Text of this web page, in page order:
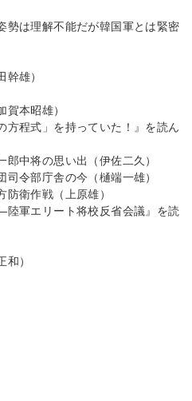
は理解不能だが韓国軍とは緊密
雄）
本昭雄）
方程式」を持っていた！』を読ん
中将の思い出（伊佐二久）
令部庁舎の今（樋端一雄）
衛作戦（上原雄）
陸軍エリート将校反省会議』を読
和）